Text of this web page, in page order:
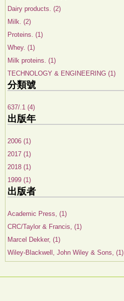
Dairy products. (2)
Milk. (2)
Proteins. (1)
Whey. (1)
Milk proteins. (1)
TECHNOLOGY & ENGINEERING (1)
分類號
637/.1 (4)
出版年
2006 (1)
2017 (1)
2018 (1)
1999 (1)
出版者
Academic Press, (1)
CRC/Taylor & Francis, (1)
Marcel Dekker, (1)
Wiley-Blackwell, John Wiley & Sons, (1)